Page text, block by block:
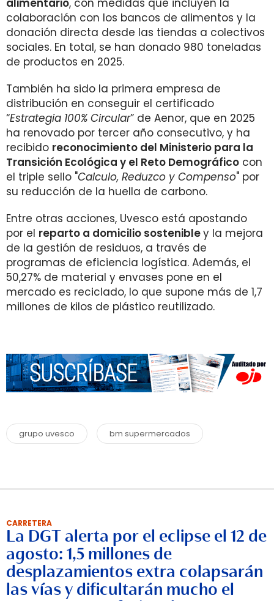
alimentario, con medidas que incluyen la
colaboración con los bancos de alimentos y la
donación directa desde las tiendas a colectivos
sociales. En total, se han donado 980 toneladas
de productos en 2025.
También ha sido la primera empresa de
distribución en conseguir el certificado
“Estrategia 100% Circular” de Aenor, que en 2025
ha renovado por tercer año consecutivo, y ha
recibido reconocimiento del Ministerio para la
Transición Ecológica y el Reto Demográfico con
el triple sello "Calculo, Reduzco y Compenso" por
su reducción de la huella de carbono.
Entre otras acciones, Uvesco está apostando
por el reparto a domicilio sostenibley la mejora
de la gestión de residuos, a través de
programas de eficiencia logística. Además, el
50,27% de material y envases pone en el
mercado es reciclado, lo que supone más de 1,7
millones de kilos de plástico reutilizado.
grupo uvesco bm supermercados
CARRETERA
La DGT alerta por el eclipse el 12 de
agosto: 1,5 millones de
desplazamientos extra colapsarán
las vías y dificultarán mucho el